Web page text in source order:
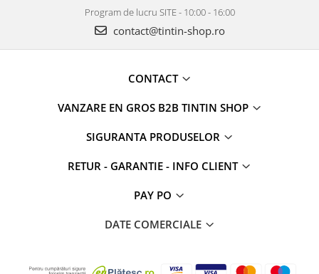
Program de lucru SITE - 10:00 - 16:00
contact@tintin-shop.ro
CONTACT
VANZARE EN GROS B2B TINTIN SHOP
SIGURANTA PRODUSELOR
RETUR - GARANTIE - INFO CLIENT
PAY PO
DATE COMERCIALE